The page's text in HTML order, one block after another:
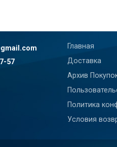
57
Главная
Доставка
Архив
Политика
Условия